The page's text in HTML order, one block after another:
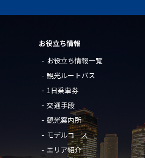
お役立ち情報
お役立ち情報一覧
観光ルートバス
1日乗車券
交通手段
観光案内所
モデルコース
エリア紹介